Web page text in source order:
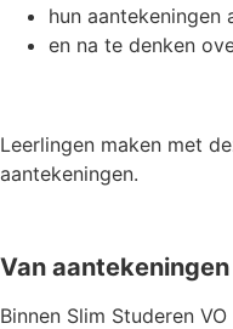
hun
en na te denken
Leerlingen maken met
aantekeningen.
Van
Binnen Slim Studeren